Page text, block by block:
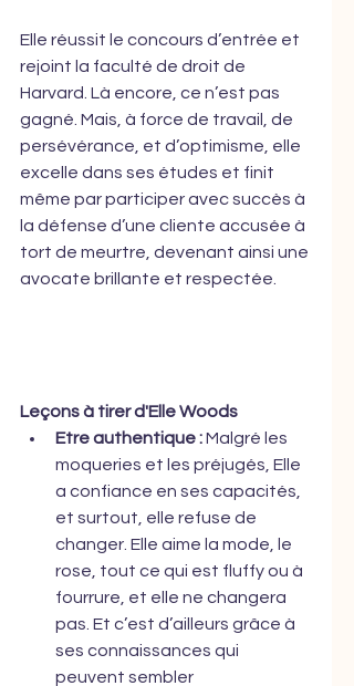
Elle réussit le concours d’entrée et
rejoint la faculté de droit de
Harvard. Là encore, ce n’est pas
gagné. Mais, à force de travail, de
persévérance, et d’optimisme, elle
excelle dans ses études et finit
même par participer avec succès à
la défense d’une cliente accusée à
tort de meurtre, devenant ainsi une
avocate brillante et respectée.
Leçons à tirer d'Elle Woods
Etre authentique : Malgré les
moqueries et les préjugés, Elle
a confiance en ses capacités,
et surtout, elle refuse de
changer. Elle aime la mode, le
rose, tout ce qui est fluffy ou à
fourrure, et elle ne changera
pas. Et c’est d’ailleurs grâce à
ses connaissances qui
peuvent sembler